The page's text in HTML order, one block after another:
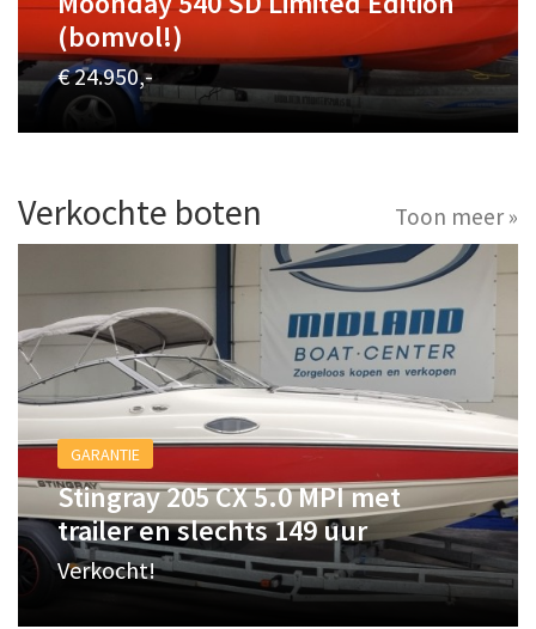
(bomvol!)
€ 24.950,-
Verkochte boten Toon meer »
GARANTIE
Stingray 205 CX 5.0 MPI met
trailer en slechts 149 uur
Verkocht!